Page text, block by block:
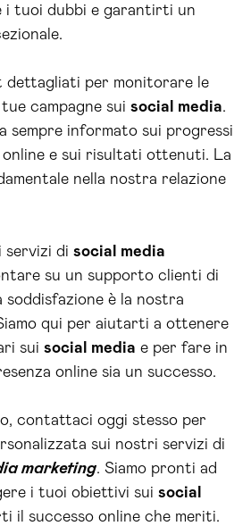
i tuoi dubbi e garantirti un
dettagliati per monitorare le
campagne sui social media.
sempre informato sui progressi
online e sui risultati ottenuti. La
nella nostra relazione
servizi di social media
su un supporto clienti di
è la nostra
qui per aiutarti a ottenere
sui social media e per fare in
online sia un successo.
contattaci oggi stesso per
sui nostri servizi di
marketing. Siamo pronti ad
i tuoi obiettivi sui social
il successo online che meriti.